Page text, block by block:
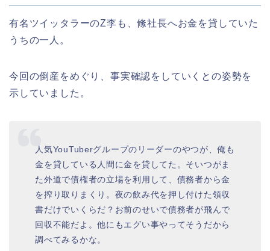
有名ツイッタラーのZ李も、絛社長へお金を貸していた
うちの一人。
今回の倒産をめぐり、事実確認をしていくとの姿勢を
示していました。
人気YouTuberグループのリーダーのやつが、俺も
金を貸している人間に金を貸してた。そいつがま
た外道で債権者の立場を利用して、債務者から金
を搾り取りまくり。夜の飲み代を押し付けた領収
書だけでいくらだ？お前のせいで債務者が飛んで
回収不能だよ。他にもエグい事やってそうだから
調べてみるかな。